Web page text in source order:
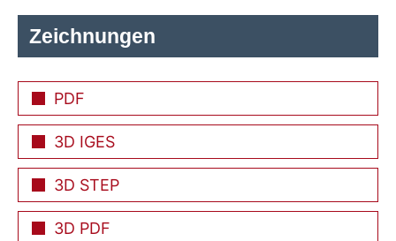
Zeichnungen
PDF
3D IGES
3D STEP
3D PDF